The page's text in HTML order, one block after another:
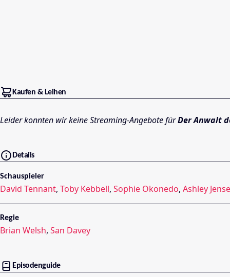
Kaufen & Leihen
Leider konnten wir keine Streaming-Angebote fürDer Anwalt
Details
Schauspieler
David Tennant, Toby Kebbell, Sophie Okonedo, Ashley
Regie
Brian Welsh, San Davey
Episodenguide